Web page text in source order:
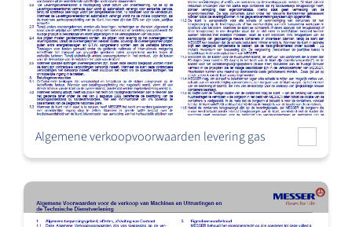
Algemene verkoopvoorwaarden levering gas